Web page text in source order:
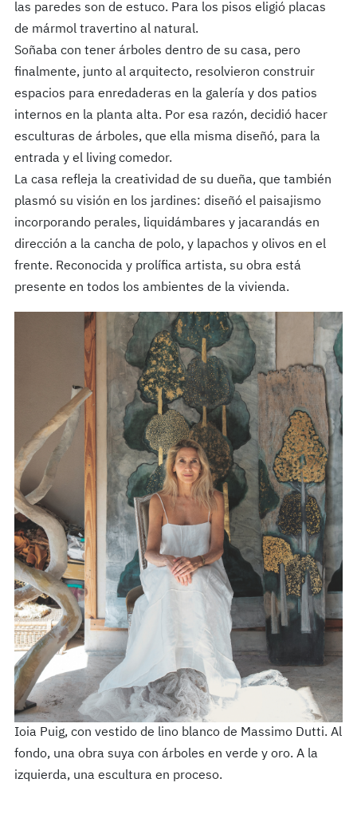
las paredes son de estuco. Para los pisos eligió placas
de mármol travertino al natural.
Soñaba con tener árboles dentro de su casa, pero
finalmente, junto al arquitecto, resolvieron construir
espacios para enredaderas en la galería y dos patios
internos en la planta alta. Por esa razón, decidió hacer
esculturas de árboles, que ella misma diseñó, para la
entrada y el living comedor.
La casa refleja la creatividad de su dueña, que también
plasmó su visión en los jardines: diseñó el paisajismo
incorporando perales, liquidámbares y jacarandás en
dirección a la cancha de polo, y lapachos y olivos en el
frente. Reconocida y prolífica artista, su obra está
presente en todos los ambientes de la vivienda.
Ioia Puig, con vestido de lino blanco de Massimo Dutti. Al
fondo, una obra suya con árboles en verde y oro. A la
izquierda, una escultura en proceso.